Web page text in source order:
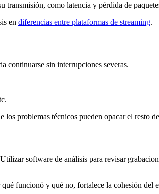
transmisión, como latencia y pérdida de
en diferencias entre plataformas de streaming.
continuarse sin interrupciones severas.
los problemas técnicos pueden opacar el resto
software de análisis para revisar
funcionó y qué no, fortalece la cohesión del